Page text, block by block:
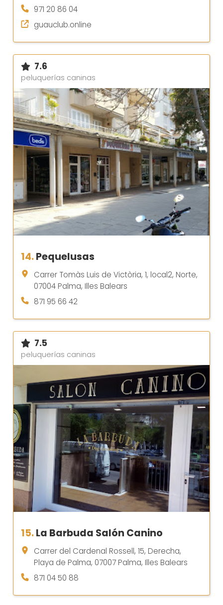
971 20 86 04
guauclub.online
7.6
peluquerías caninas
14.Pequelusas
Carrer Tomàs Luis de Victòria, 1, local2, Norte,
07004 Palma, Illes Balears
871 95 66 42
7.5
peluquerías caninas
15.La Barbuda Salón Canino
Carrer del Cardenal Rossell, 15, Derecha,
Playa de Palma, 07007 Palma, Illes Balears
871 04 50 88